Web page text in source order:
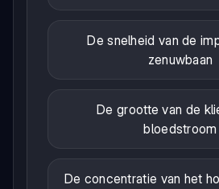
De snelheid van de
zenuwbaan
De grootte van de
bloedstroom
De concentratie van het